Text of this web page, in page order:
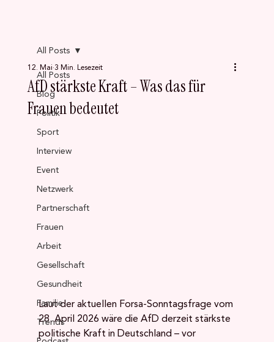
All Posts
Blog
Politik
Sport
Interview
Event
Netzwerk
Partnerschaft
Frauen
Arbeit
Gesellschaft
Gesundheit
Familie
Trends
All Posts
AfD stärkste Kraft – Was das für
Frauen bedeutet
12. Mai 3 Min. Lesezeit
Laut der aktuellen Forsa-Sonntagsfrage vom
28. April 2026 wäre die AfD derzeit stärkste
politische Kraft in Deutschland – vor